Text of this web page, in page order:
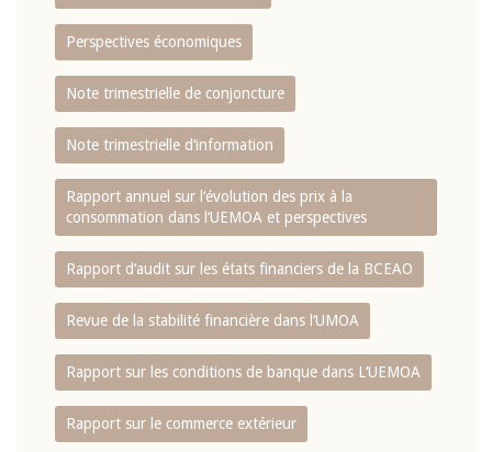
Perspectives économiques
Note trimestrielle de conjoncture
Note trimestrielle d‘information
Rapport annuel sur l‘évolution des prix à la
consommation dans l‘UEMOA et perspectives
Rapport d‘audit sur les états financiers de la BCEAO
Revue de la stabilité financière dans l‘UMOA
Rapport sur les conditions de banque dans L‘UEMOA
Rapport sur le commerce extérieur